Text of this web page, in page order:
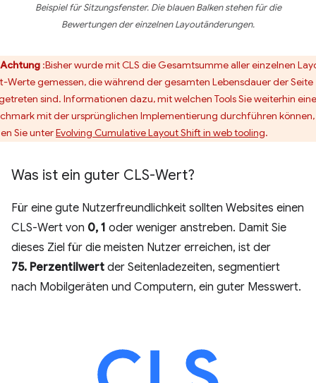
Beispiel für Sitzungsfenster. Die blauen Balken stehen für die
Bewertungen der einzelnen Layoutänderungen.
Achtung :Bisher wurde mit CLS die Gesamtsumme aller einzelnen
Werte gemessen, die während der gesamten Lebensdauer der Seite
sind. Informationen dazu, mit welchen Tools Sie weiterhin
mit der ursprünglichen Implementierung durchführen können,
Sie unterEvolving Cumulative Layout Shift in web tooling.
Was ist ein guter CLS-Wert?
Für eine gute Nutzerfreundlichkeit sollten Websites einen
CLS-Wert von 0, 1 oder weniger anstreben. Damit Sie
dieses Ziel für die meisten Nutzer erreichen, ist der
75. Perzentilwert der Seitenladezeiten, segmentiert
nach Mobilgeräten und Computern, ein guter Messwert.